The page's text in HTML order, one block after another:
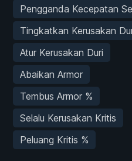
Pengganda Kecepatan
Tingkatkan Kerusakan
Atur Kerusakan Duri
Abaikan Armor
Tembus Armor %
Selalu Kerusakan Kritis
Peluang Kritis %